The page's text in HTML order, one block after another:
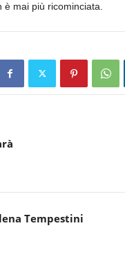
mai più ricominciata.
Tempestini